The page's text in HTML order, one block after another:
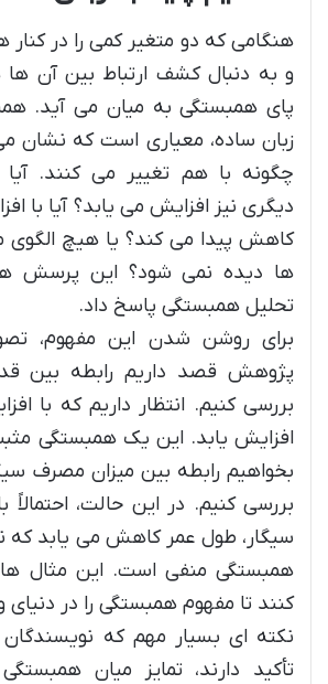
هنگامی که دو متغیر کمی را در
و به دنبال کشف ارتباط بین آن ها
پای همبستگی به میان می آید.
زبان ساده، معیاری است که نشان
چگونه با هم تغییر می کنند. آیا
دیگری نیز افزایش می یابد؟ آیا با
کاهش پیدا می کند؟ یا هیچ
ها دیده نمی شود؟ این پرسش ها
تحلیل همبستگی پاسخ داد.
برای روشن شدن این مفهوم،
پژوهش قصد داریم رابطه بین قد
بررسی کنیم. انتظار داریم که با
افزایش یابد. این یک همبستگی
بخواهیم رابطه بین میزان مصرف
بررسی کنیم. در این حالت،
سیگار، طول عمر کاهش می یابد
همبستگی منفی است. این مثال
کنند تا مفهوم همبستگی را در
نکته ای بسیار مهم که
تأکید دارند، تمایز میان